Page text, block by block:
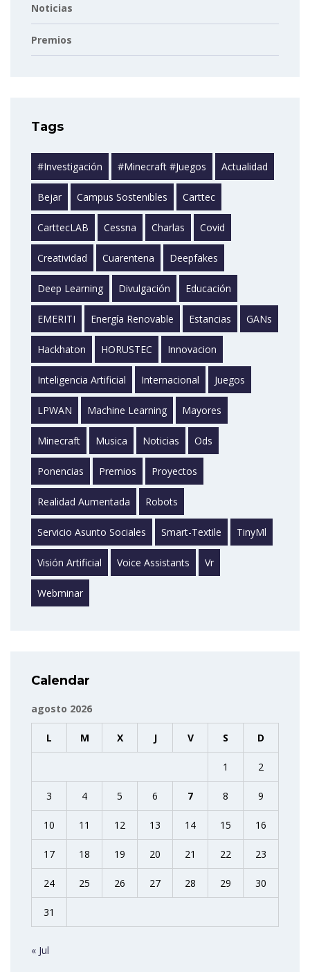
Noticias
Premios
Tags
#investigación #minecraft #juegos Actualidad
Bejar Campus Sostenibles Carttec
CarttecLAB Cessna Charlas Covid
Creatividad Cuarentena Deepfakes
Deep Learning Divulgación Educación
EMERITI Energía Renovable Estancias GANs
Hackhaton HORUSTEC Innovacion
Inteligencia Artificial Internacional Juegos
LPWAN Machine Learning Mayores
Minecraft Musica Noticias Ods
Ponencias Premios Proyectos
Realidad Aumentada Robots
Servicio Asunto Sociales Smart-Textile TinyMl
Visión Artificial Voice Assistants Vr
Webminar
Calendar
agosto 2026
L M X J V S D
1 2
3 4 5 6 7 8 9
10 11 12 13 14 15 16
17 18 19 20 21 22 23
24 25 26 27 28 29 30
31
« Jul